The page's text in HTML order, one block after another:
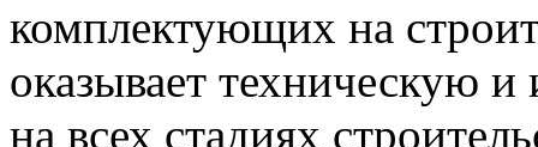
комплектующих на
оказывает техническую
на всех стадиях